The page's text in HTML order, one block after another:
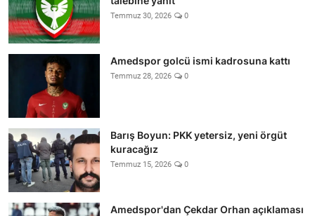
Temmuz 30, 2026 0
Amedspor golcü ismi kadrosuna kattı
Temmuz 28, 2026 0
Barış Boyun: PKK yetersiz, yeni örgüt
kuracağız
Temmuz 15, 2026 0
Amedspor'dan Çekdar Orhan açıklaması